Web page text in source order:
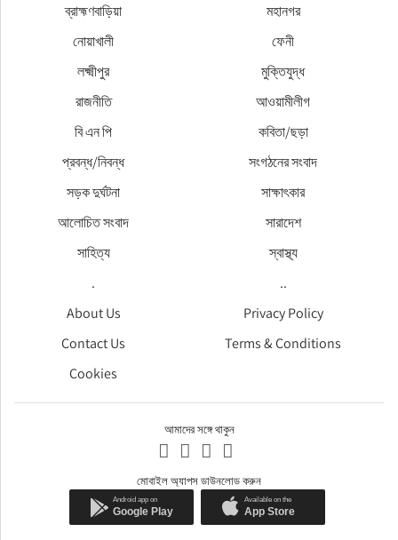
ব্রাহ্মণবাড়িয়া
মহানগর
নোয়াখালী
ফেনী
লক্ষ্মীপুর
মুক্তিযুদ্ধ
রাজনীতি
আওয়ামীলীগ
বি এন পি
কবিতা/ছড়া
প্রবন্ধ/নিবন্ধ
সংগঠনের সংবাদ
সড়ক দুর্ঘটনা
সাক্ষাৎকার
আলোচিত সংবাদ
সারাদেশ
সাহিত্য
স্বাস্থ্য
.
..
About Us
Privacy Policy
Contact Us
Terms & Conditions
Cookies
আমাদের সঙ্গে থাকুন
মোবাইল অ্যাপস ডাউনলোড করুন